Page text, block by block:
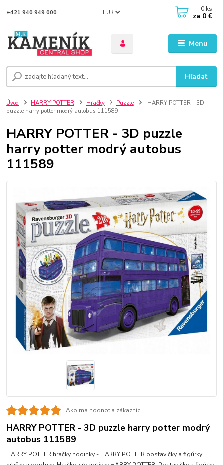
Menu
EUR
Hľadať
+421 940 949 000 0 ks
za 0 €
Úvod HARRY POTTER Hračky Puzzle
HARRY POTTER - 3D
puzzle harry potter modrý autobus 111589
HARRY POTTER - 3D puzzle
harry potter modrý autobus
111589
Ako ma hodnotia zákazníci
HARRY POTTER - 3D puzzle harry potter modrý
autobus 111589
HARRY POTTER hračky hodinky - HARRY POTTER postavičky a figúrky